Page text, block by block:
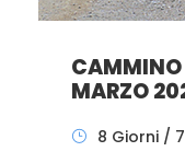
MARZO
8 Giorni /